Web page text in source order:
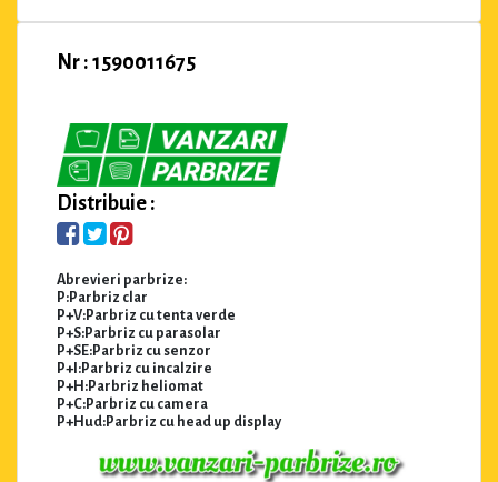
Nr : 1590011675
Distribuie :
Abrevieri parbrize:
P:Parbriz clar
P+V:Parbriz cu tenta verde
P+S:Parbriz cu parasolar
P+SE:Parbriz cu senzor
P+I:Parbriz cu incalzire
P+H:Parbriz heliomat
P+C:Parbriz cu camera
P+Hud:Parbriz cu head up display